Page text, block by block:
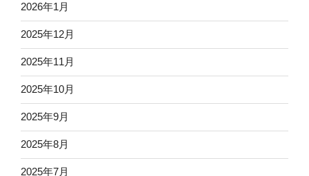
2026年1月
2025年12月
2025年11月
2025年10月
2025年9月
2025年8月
2025年7月